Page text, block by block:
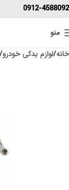
0912-4588092
منو
خانه لوازم یدکی خودرو